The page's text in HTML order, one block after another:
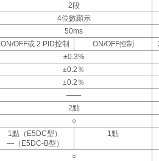
2段
4位數顯示
50ms
ON/OFF或 2 PID控制 ON/OFF控制
±0.3%
±0.2％
±0.2％
――
2點
○
1點（E5DC型）
―（E5DC-B型）
1點
○